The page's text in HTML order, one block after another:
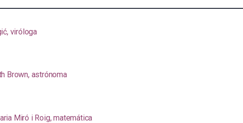
viróloga
Brown, astrónoma
Miró i Roig, matemática